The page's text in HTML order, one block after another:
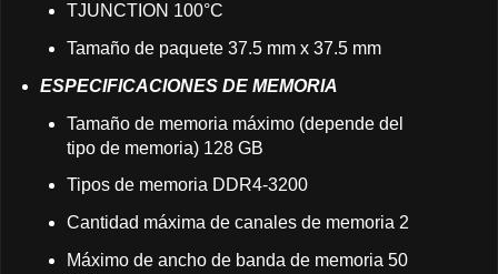
TJUNCTION 100°C
Tamaño de paquete 37.5 mm x 37.5 mm
ESPECIFICACIONES DE MEMORIA
Tamaño de memoria máximo (depende del
tipo de memoria) 128 GB
Tipos de memoria DDR4-3200
Cantidad máxima de canales de memoria 2
Máximo de ancho de banda de memoria 50